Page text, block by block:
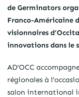
de Germinators
Franco-Américaine
visionnaires
innovations dans le
AD’OCC
régionales à
salon international